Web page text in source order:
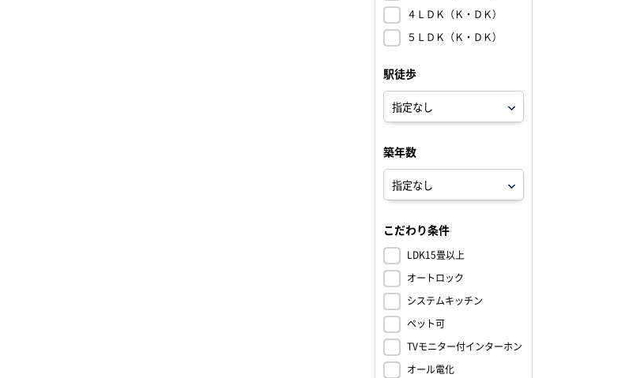
４ＬＤＫ（Ｋ・ＤＫ）
５ＬＤＫ（Ｋ・ＤＫ）
駅徒歩
築年数
こだわり条件
LDK15畳以上
オートロック
システムキッチン
ペット可
TVモニター付インターホン
オール電化